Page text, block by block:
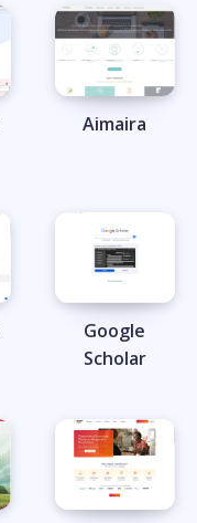
Aimaira
Google
Scholar